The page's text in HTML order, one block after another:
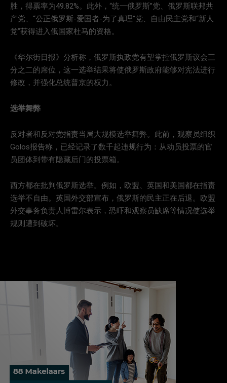
胜，得票率为49.82%。此外，“统一俄罗斯”党、俄罗斯联邦共
产党、“公正俄罗斯-爱国者-为了真理”党、自由民主党和“新人
党”获得进入俄国家杜马的资格。
《华尔街日报》分析称，俄罗斯执政党有望掌控俄罗斯议会三
分之二的席位，这一选举结果将使俄罗斯政府能够对宪法进行
修改，并强化总统普京的权力。
选举舞弊
反对者和反对党指责当局大规模选举舞弊。此前，观察员组织
Golos报告称，已经记录了数千起违规行为：从动员投票的官
员团体到带有隐藏后门的投票箱。
西方都在批判俄罗斯选举。例如，欧盟、英国和美国都在指责
选举不自由。英国外交部宣布，俄罗斯的民主正在后退。欧盟
外交事务负责人博雷尔表示，恐吓和观察员缺席等情况使选举
规则遭到破坏。